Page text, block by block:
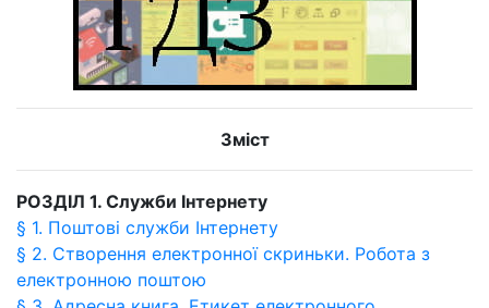
Зміст
РОЗДІЛ 1. Служби Інтернету
§ 1. Поштові служби Інтернету
§ 2. Створення електронної скриньки. Робота з
електронною поштою